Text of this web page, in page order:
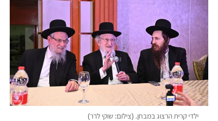
ילדי קרית הרצוג במבחן. (צילום: שוקי לרר)